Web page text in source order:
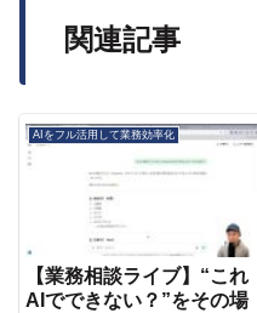
関連記事
AIをフル活用して業務効率化
【業務相談ライブ】“これ
AIでできない？”をその場